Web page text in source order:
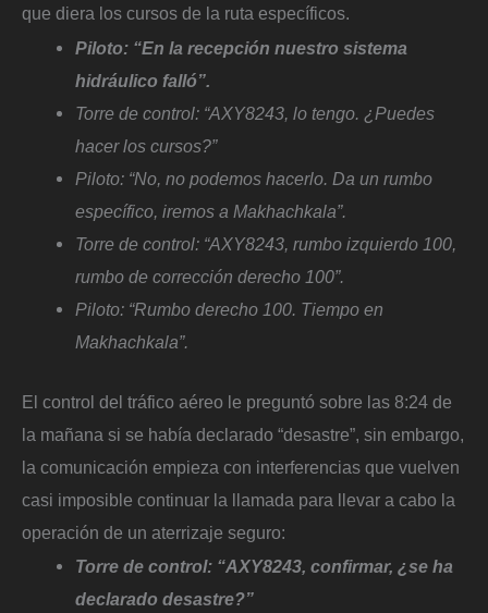
que diera los cursos de la ruta específicos.
Piloto: “En la recepción nuestro sistema
hidráulico falló”.
Torre de control: “AXY8243, lo tengo. ¿Puedes
hacer los cursos?”
Piloto: “No, no podemos hacerlo. Da un rumbo
específico, iremos a Makhachkala”.
Torre de control: “AXY8243, rumbo izquierdo 100,
rumbo de corrección derecho 100”.
Piloto: “Rumbo derecho 100. Tiempo en
Makhachkala”.
El control del tráfico aéreo le preguntó sobre las 8:24 de
la mañana si se había declarado “desastre”, sin embargo,
la comunicación empieza con interferencias que vuelven
casi imposible continuar la llamada para llevar a cabo la
operación de un aterrizaje seguro:
Torre de control: “AXY8243, confirmar, ¿se ha
declarado desastre?”